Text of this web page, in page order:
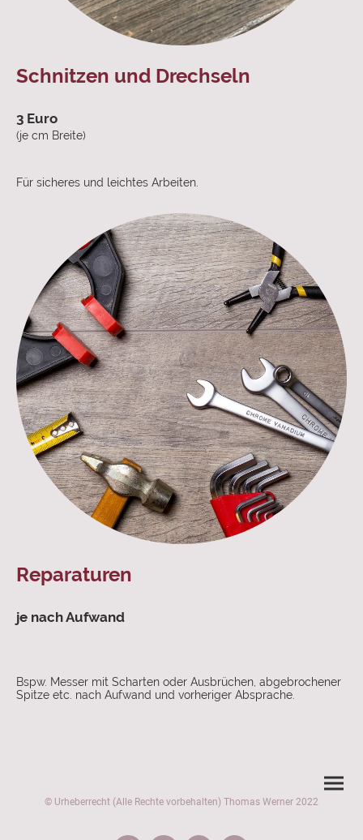
Schnitzen und Drechseln
3 Euro
(je cm Breite)
Für sicheres und leichtes Arbeiten.
Reparaturen
je nach Aufwand
Bspw. Messer mit Scharten oder Ausbrüchen, abgebrochener
Spitze etc. nach Aufwand und vorheriger Absprache.
© Urheberrecht (Alle Rechte vorbehalten) Thomas Werner 2022